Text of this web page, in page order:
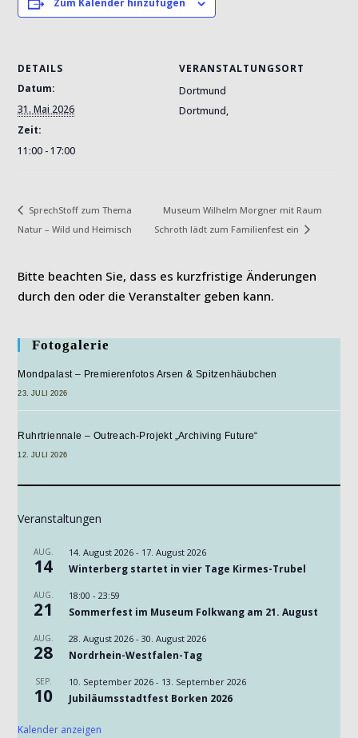
Zum Kalender hinzufügen
DETAILS
Datum:
31. Mai 2026
Zeit:
11:00 - 17:00
VERANSTALTUNGSORT
Dortmund
Dortmund,
SprechStoff zum Thema
Natur – Wild und Heimisch
Museum Wilhelm Morgner mit Raum
Schroth lädt zum Familienfest ein
Bitte beachten Sie, dass es kurzfristige Änderungen
durch den oder die Veranstalter geben kann.
Fotogalerie
Mondpalast – Premierenfotos Arsen & Spitzenhäubchen
23. JULI 2026
Ruhrtriennale – Outreach-Projekt „Archiving Future“
12. JULI 2026
Veranstaltungen
AUG.
14
14. August 2026 - 17. August 2026
Winterberg startet in vier Tage Kirmes-Trubel
AUG.
21
18:00 -23:59
Sommerfest im Museum Folkwang am 21. August
AUG.
28
28. August 2026 -30. August 2026
Nordrhein-Westfalen-Tag
SEP.
10
10. September 2026 - 13. September 2026
Jubiläumsstadtfest Borken 2026
Kalender anzeigen